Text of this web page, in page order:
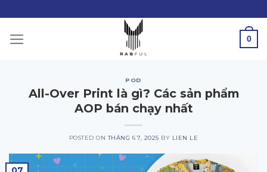
to
content
0
POD
All-Over Print là gì? Các sản phẩm
AOP bán chạy nhất
POSTED ONTHÁNG 6 7, 2025 BY LIEN LE